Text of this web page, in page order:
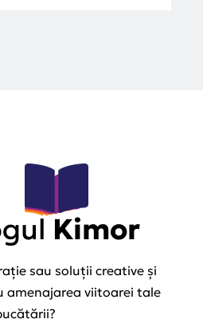
Kimor
sau soluții creative și
amenajarea viitoarei tale